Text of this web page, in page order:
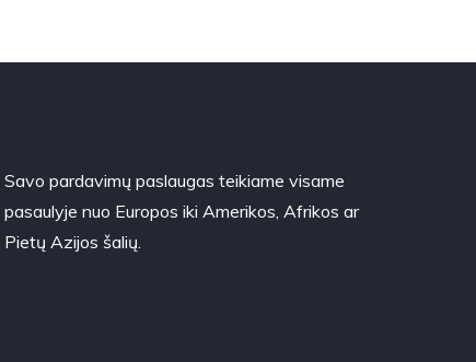
Savo pardavimų paslaugas teikiame visame
pasaulyje nuo Europos iki Amerikos, Afrikos ar
Pietų Azijos šalių.